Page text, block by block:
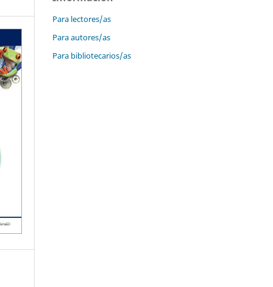
Para lectores/as
Para autores/as
Para bibliotecarios/as